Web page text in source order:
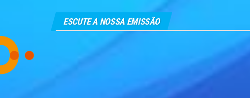
ESCUTE A NOSSA EMISSÃO